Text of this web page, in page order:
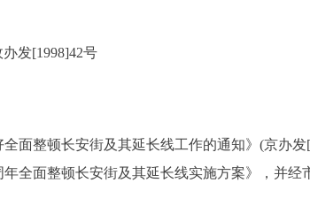
发[1998]42号
整顿长安街及其延长线工作的通知》(京办发
全面整顿长安街及其延长线实施方案》，并经